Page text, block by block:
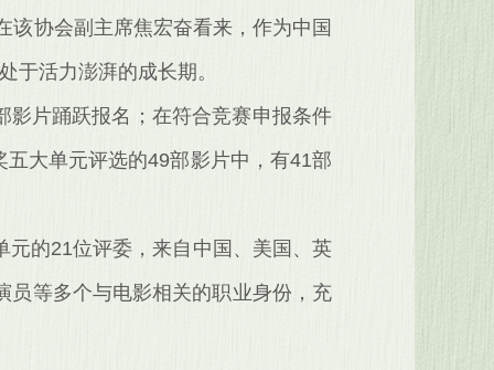
该协会副主席焦宏奋看来，作为中国
于活力澎湃的成长期。
影片踊跃报名；在符合竞赛申报条件
大单元评选的49部影片中，有41部
的21位评委，来自中国、美国、英
员等多个与电影相关的职业身份，充